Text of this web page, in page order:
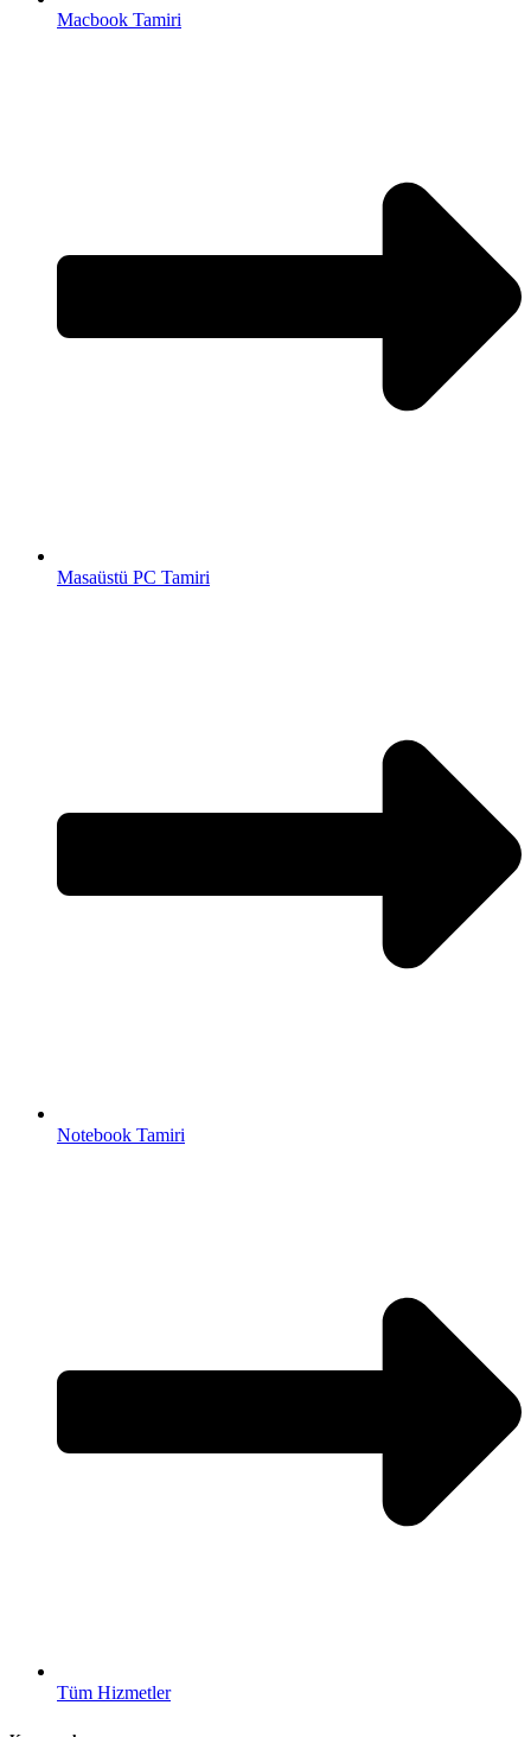
Macbook Tamiri
Masaüstü PC Tamiri
Notebook Tamiri
Tüm Hizmetler